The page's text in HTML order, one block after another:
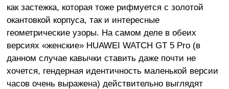
как застежка, которая тоже рифмуется с золотой
окантовкой корпуса, так и интересные
геометрические узоры. На самом деле в обеих
версиях «женские» HUAWEI WATCH GT 5 Pro (в
данном случае кавычки ставить даже почти не
хочется, гендерная идентичность маленькой версии
часов очень выражена) действительно выглядят